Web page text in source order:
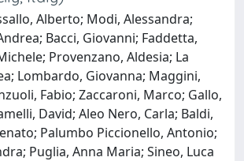
Alberto; Modi, Alessandra;
Bacci, Giovanni; Faddetta,
Provenzano, Aldesia; La
Lombardo, Giovanna; Maggini,
Fabio; Zaccaroni, Marco; Gallo,
David; Aleo Nero, Carla; Baldi,
Palumbo Piccionello, Antonio;
Puglia, Anna Maria; Sineo, Luca